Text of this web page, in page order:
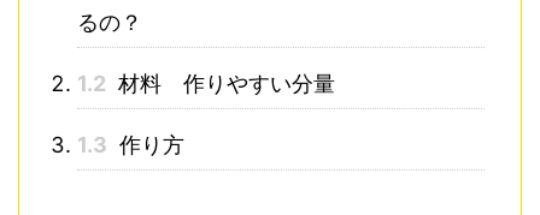
るの？
1.2 材料 作りやすい分量
1.3 作り方